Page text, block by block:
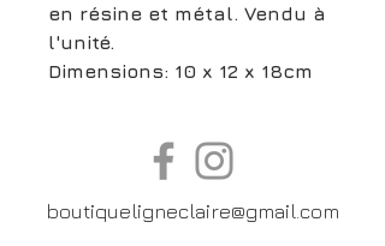
en résine et métal. Vendu à
l'unité.
Dimensions: 10 x 12 x 18cm
boutiqueligneclaire@gmail.com